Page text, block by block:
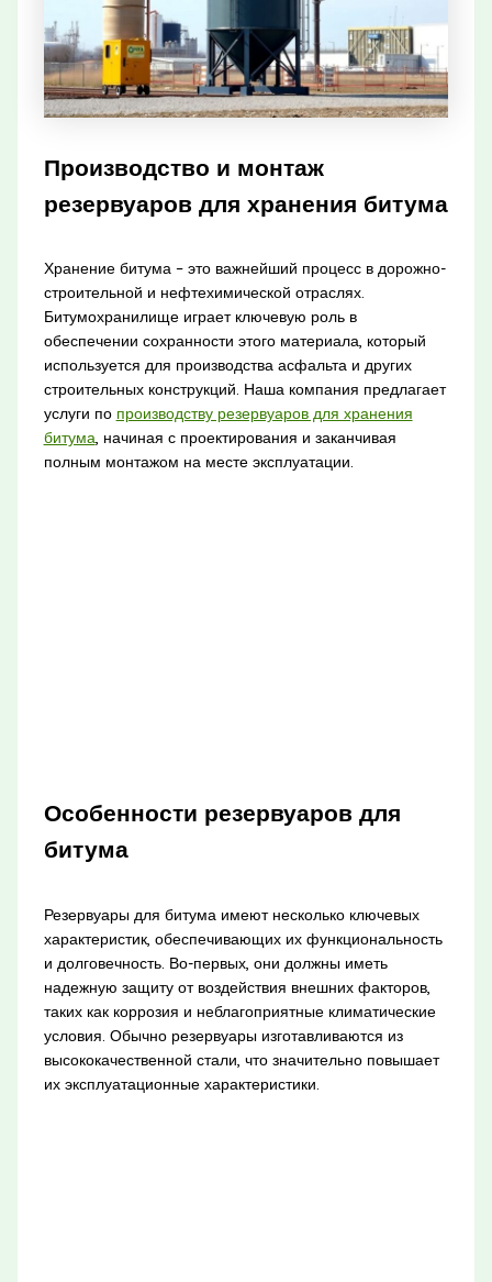
Производство и монтаж
резервуаров для хранения битума
Хранение битума – это важнейший процесс в дорожно-
строительной и нефтехимической отраслях.
Битумохранилище играет ключевую роль в
обеспечении сохранности этого материала, который
используется для производства асфальта и других
строительных конструкций. Наша компания предлагает
услуги по производству резервуаров для хранения
битума, начиная с проектирования и заканчивая
полным монтажом на месте эксплуатации.
Особенности резервуаров для
битума
Резервуары для битума имеют несколько ключевых
характеристик, обеспечивающих их функциональность
и долговечность. Во-первых, они должны иметь
надежную защиту от воздействия внешних факторов,
таких как коррозия и неблагоприятные климатические
условия. Обычно резервуары изготавливаются из
высококачественной стали, что значительно повышает
их эксплуатационные характеристики.